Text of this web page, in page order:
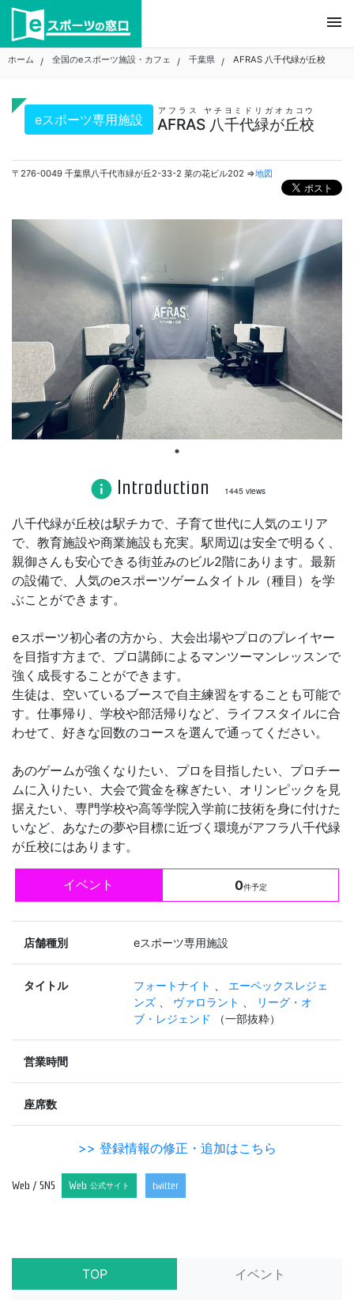
Skip
content
menu
ホーム 全国のeスポーツ施設・カフェ 千葉県 AFRAS 八千代緑が丘校
eスポーツ専用施設 AFRAS 八千代緑が丘校
アフラス ヤチヨミドリガオカコウ
〒276-0049 千葉県八千代市緑が丘2-33-2 菜の花ビル202 ⇒地図
info Introduction 1445 views
八千代緑が丘校は駅チカで、子育て世代に人気のエリア
で、教育施設や商業施設も充実。駅周辺は安全で明るく、
親御さんも安心できる街並みのビル2階にあります。最新
の設備で、人気のeスポーツゲームタイトル（種目）を学
ぶことができます。
eスポーツ初心者の方から、大会出場やプロのプレイヤー
を目指す方まで、プロ講師によるマンツーマンレッスンで
強く成長することができます。
生徒は、空いているブースで自主練習をすることも可能で
す。仕事帰り、学校や部活帰りなど、ライフスタイルに合
わせて、好きな回数のコースを選んで通ってください。
あのゲームが強くなりたい、プロを目指したい、プロチー
ムに入りたい、大会で賞金を稼ぎたい、オリンピックを見
据えたい、専門学校や高等学院入学前に技術を身に付けた
いなど、あなたの夢や目標に近づく環境がアフラ八千代緑
が丘校にはあります。
イベント 0件予定
店舗種別 eスポーツ専用施設
タイトル フォートナイト
エーペックスレジェ
ンズ
ヴァロラント
リーグ・オ
ブ・レジェンド
（一部抜粋）
営業時間
座席数
>> 登録情報の修正・追加はこちら
Web / SNS Web 公式サイト twitter
TOP
イベント